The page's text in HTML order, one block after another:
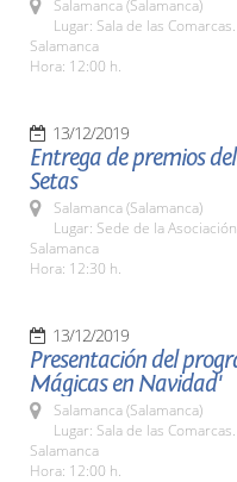
Salamanca (Salamanca)
Lugar: Sala de las
Salamanca
Hora: 12:00 h.
13/12/2019
Entrega de premios
Setas
Salamanca (Salamanca)
Lugar: Sede de la
Salamanca
Hora: 12:30 h.
13/12/2019
Presentación del
Mágicas en Navidad'
Salamanca (Salamanca)
Lugar: Sala de las
Salamanca
Hora: 12:00 h.